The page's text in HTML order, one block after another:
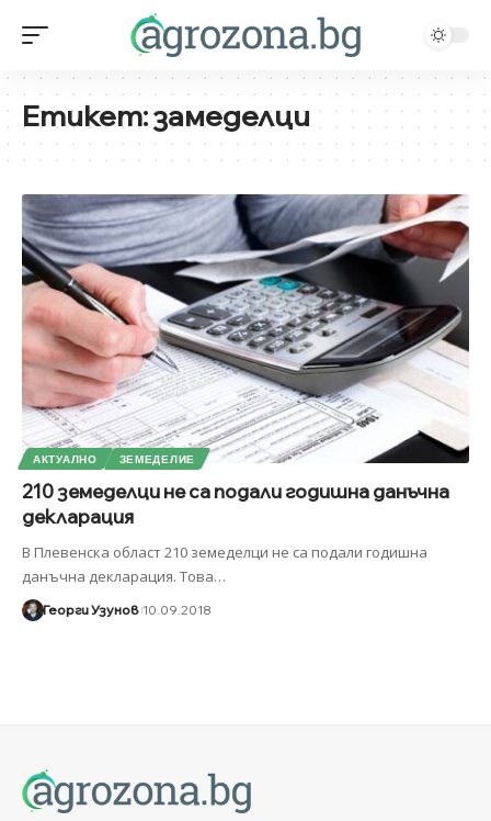
Етикет:замеделци
АКТУАЛНО ЗЕМЕДЕЛИЕ
210 земеделци не са подали годишна данъчна
декларация
В Плевенска област 210 земеделци не са подали годишна
данъчна декларация. Това…
Георги Узунов 10.09.2018